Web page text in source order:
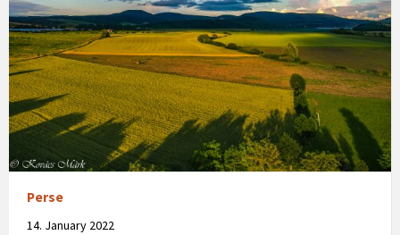
Perse
14. January 2022